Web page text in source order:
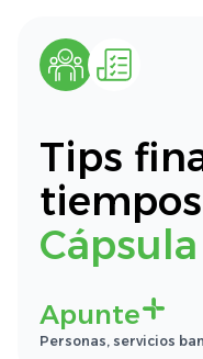
Tips
Apunte
Personas, servicios